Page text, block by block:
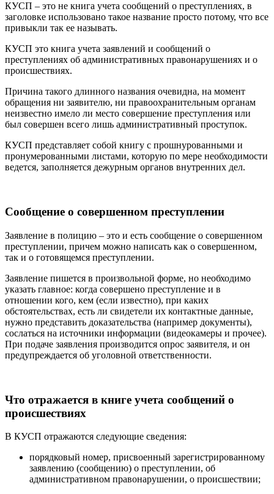
КУСП – это не книга учета сообщений о преступлениях, в
заголовке использовано такое название просто потому, что все
привыкли так ее называть.
КУСП это книга учета заявлений и сообщений о
преступлениях об административных правонарушениях и о
происшествиях.
Причина такого длинного названия очевидна, на момент
обращения ни заявителю, ни правоохранительным органам
неизвестно имело ли место совершение преступления или
был совершен всего лишь административный проступок.
КУСП представляет собой книгу с прошнурованными и
пронумерованными листами, которую по мере необходимости
ведется, заполняется дежурным органов внутренних дел.
Сообщение о совершенном преступлении
Заявление в полицию – это и есть сообщение о совершенном
преступлении, причем можно написать как о совершенном,
так и о готовящемся преступлении.
Заявление пишется в произвольной форме, но необходимо
указать главное: когда совершено преступление и в
отношении кого, кем (если известно), при каких
обстоятельствах, есть ли свидетели их контактные данные,
нужно представить доказательства (например документы),
сослаться на источники информации (видеокамеры и прочее).
При подаче заявления производится опрос заявителя, и он
предупреждается об уголовной ответственности.
Что отражается в книге учета сообщений о
происшествиях
В КУСП отражаются следующие сведения:
порядковый номер, присвоенный зарегистрированному
заявлению (сообщению) о преступлении, об
административном правонарушении, о происшествии;